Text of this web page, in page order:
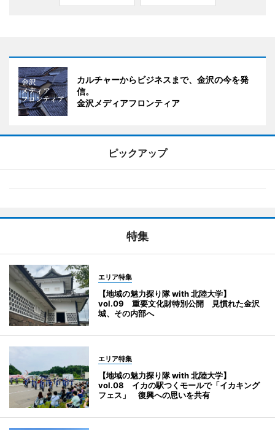
カルチャーからビジネスまで、金沢の今を発
信。
金沢メディアフロンティア
ピックアップ
特集
エリア特集
【地域の魅力探り隊 with 北陸大学】
vol.09 重要文化財特別公開 見慣れた金沢
城、その内部へ
エリア特集
【地域の魅力探り隊 with 北陸大学】
vol.08 イカの駅つくモールで「イカキング
フェス」 復興への思いを共有